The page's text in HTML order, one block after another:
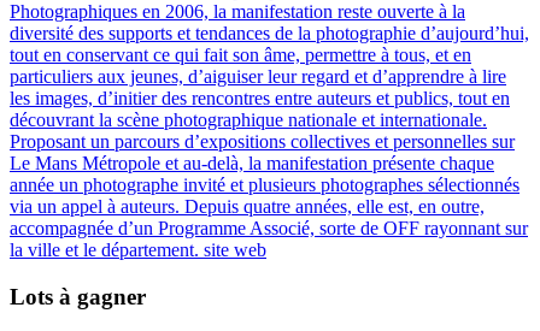
Photographiques en 2006, la manifestation reste ouverte à la
diversité des supports et tendances de la photographie d’aujourd’hui,
tout en conservant ce qui fait son âme, permettre à tous, et en
particuliers aux jeunes, d’aiguiser leur regard et d’apprendre à lire
les images, d’initier des rencontres entre auteurs et publics, tout en
découvrant la scène photographique nationale et internationale.
Proposant un parcours d’expositions collectives et personnelles sur
Le Mans Métropole et au-delà, la manifestation présente chaque
année un photographe invité et plusieurs photographes sélectionnés
via un appel à auteurs. Depuis quatre années, elle est, en outre,
accompagnée d’un Programme Associé, sorte de OFF rayonnant sur
la ville et le département. site web
Lots à gagner